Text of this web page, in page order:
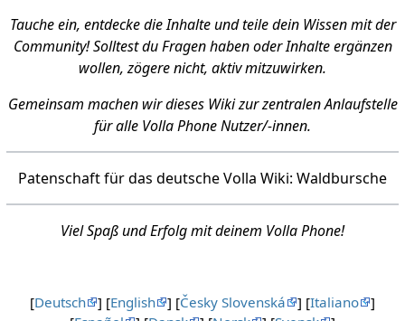
Tauche ein, entdecke die Inhalte und teile dein Wissen mit der
Community! Solltest du Fragen haben oder Inhalte ergänzen
wollen, zögere nicht, aktiv mitzuwirken.
Gemeinsam machen wir dieses Wiki zur zentralen Anlaufstelle
für alle Volla Phone Nutzer/-innen.
Patenschaft für das deutsche Volla Wiki: Waldbursche
Viel Spaß und Erfolg mit deinem Volla Phone!
[Deutsch ] [English ] [Česky Slovenská ] [Italiano
]